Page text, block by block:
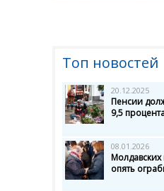
Топ новостей
20.12.2025
Пенсии
9,5
08.01.2026
опять